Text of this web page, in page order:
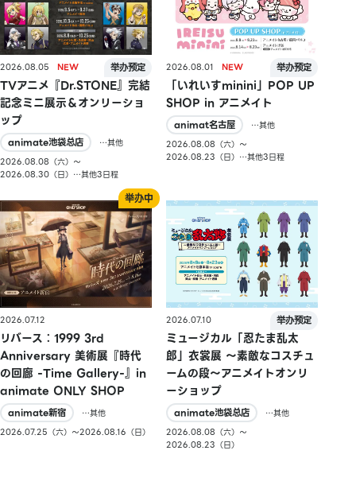
2026.08.05
TVアニメ『Dr.STONE』完結
記念ミニ展示＆オンリーショ
ップ
animate池袋总店
…其他
2026.08.08（六）〜
2026.08.30（日）…其他3日程
2026.08.01
「いれいすminini」POP UP
SHOP in アニメイト
animat名古屋
…其他
2026.08.08（六）〜
2026.08.23（日）…其他3日程
2026.07.12
リバース：1999 3rd
Anniversary 美術展『時代
の回廊 -Time Gallery-』in
animate ONLY SHOP
animate新宿
…其他
2026.07.25（六）〜2026.08.16（日）
2026.07.10
ミュージカル「忍たま乱太
郎」衣裳展 ～素敵なコスチュ
ームの段～アニメイトオンリ
ーショップ
animate池袋总店
…其他
2026.08.08（六）〜
2026.08.23（日）